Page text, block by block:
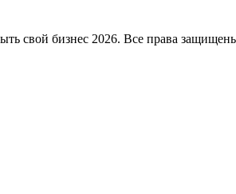
свой бизнес 2026. Все права